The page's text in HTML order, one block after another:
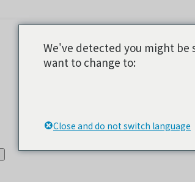
We've detected you might be
want to change to:
Close and do not switch language